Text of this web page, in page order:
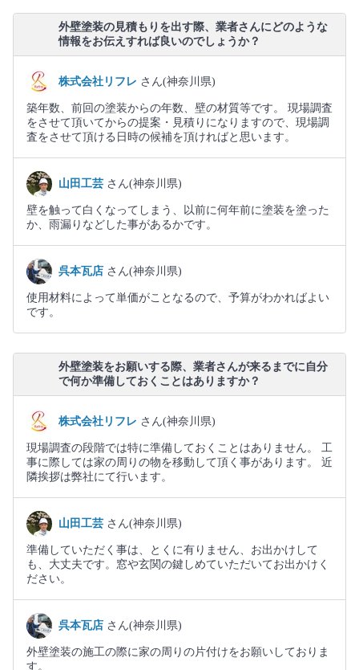
外壁塗装の見積もりを出す際、業者さんにどのような
情報をお伝えすれば良いのでしょうか？
株式会社リフレ さん(神奈川県)
築年数、前回の塗装からの年数、壁の材質等です。 現場調査
をさせて頂いてからの提案・見積りになりますので、現場調
査をさせて頂ける日時の候補を頂ければと思います。
山田工芸 さん(神奈川県)
壁を触って白くなってしまう、以前に何年前に塗装を塗った
か、雨漏りなどした事があるかです。
呉本瓦店 さん(神奈川県)
使用材料によって単価がことなるので、予算がわかればよい
です。
外壁塗装をお願いする際、業者さんが来るまでに自分
で何か準備しておくことはありますか？
株式会社リフレ さん(神奈川県)
現場調査の段階では特に準備しておくことはありません。 工
事に際しては家の周りの物を移動して頂く事があります。 近
隣挨拶は弊社にて行います。
山田工芸 さん(神奈川県)
準備していただく事は、とくに有りません、お出かけして
も、大丈夫です。窓や玄関の鍵しめていただいてお出かけく
ださい。
呉本瓦店 さん(神奈川県)
外壁塗装の施工の際に家の周りの片付けをお願いしておりま
す。